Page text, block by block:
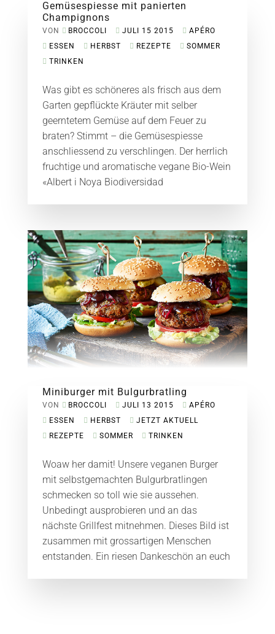
Gemüsespiesse mit panierten
Champignons
VON BROCCOLI JULI 15 2015
APÉRO
ESSEN
HERBST REZEPTE
SOMMER
TRINKEN
Was gibt es schöneres als frisch aus dem
Garten gepflückte Kräuter mit selber
geerntetem Gemüse auf dem Feuer zu
braten? Stimmt – die Gemüsespiesse
anschliessend zu verschlingen. Der herrlich
fruchtige und aromatische vegane Bio-Wein
«Albert i Noya Biodiversidad
Miniburger mit Bulgurbratling
VON BROCCOLI JULI 13 2015
APÉRO
ESSEN
HERBST
JETZT AKTUELL
REZEPTE
SOMMER TRINKEN
Woaw her damit! Unsere veganen Burger
mit selbstgemachten Bulgurbratlingen
schmecken so toll wie sie aussehen.
Unbedingt ausprobieren und an das
nächste Grillfest mitnehmen. Dieses Bild ist
zusammen mit grossartigen Menschen
entstanden. Ein riesen Dankeschön an euch